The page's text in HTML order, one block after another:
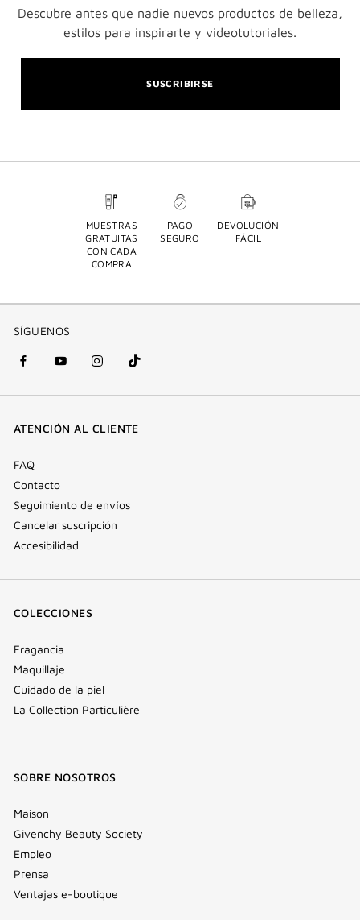
Descubre antes que nadie nuevos productos de belleza,
estilos para inspirarte y videotutoriales.
SUSCRIBIRSE
MUESTRAS
GRATUITAS
CON CADA
COMPRA
PAGO
SEGURO
DEVOLUCIÓN
FÁCIL
SÍGUENOS
Facebook
(nueva
YouTube
(nueva
Instagram
(nueva
Tik
Tok
ventana)
ATENCIÓN AL CLIENTE
FAQ
Contacto
Seguimiento de envíos
Cancelar suscripción
Accesibilidad
COLECCIONES
Fragancia
Maquillaje
Cuidado de la piel
La Collection Particulière
SOBRE NOSOTROS
Maison
Givenchy Beauty Society
Empleo
Prensa
Ventajas e-boutique